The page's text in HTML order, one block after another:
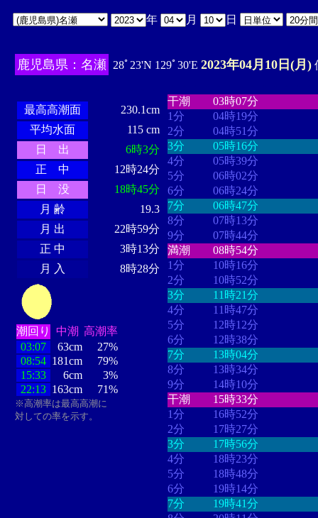
年 月 日
鹿児島県：名瀬 28ﾟ23'N 129ﾟ30'E 2023年04月10日(月)
最高高潮面
230.1cm
平均水面
115 cm
日 出
6時3分
正 中
12時24分
日 没
18時45分
月 齢
19.3
月 出
22時59分
正 中
3時13分
月 入
8時28分
潮回り 中潮 高潮率
03:07
63cm
27%
08:54 181cm
79%
15:33
6cm
3%
22:13 163cm 71%
※高潮率は最高高潮に
対しての率を示す。
干潮
03時07分
1分
04時19分
2分
04時51分
3分
05時16分
4分
05時39分
5分
06時02分
6分
06時24分
7分
06時47分
8分
07時13分
9分
07時44分
満潮
08時54分
1分
10時16分
2分
10時52分
3分
11時21分
4分
11時47分
5分
12時12分
6分
12時38分
7分
13時04分
8分
13時34分
9分
14時10分
干潮
15時33分
1分
16時52分
2分
17時27分
3分
17時56分
4分
18時23分
5分
18時48分
6分
19時14分
7分
19時41分